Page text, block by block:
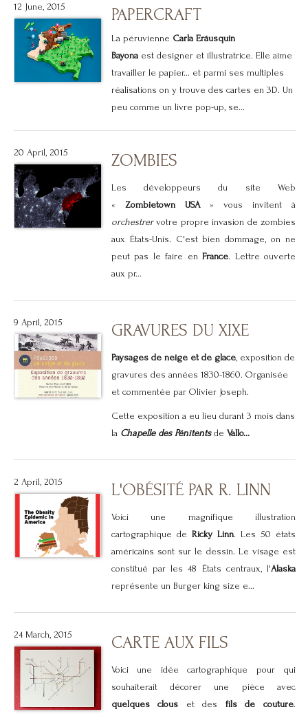
12 June, 2015 PAPERCRAFT
La péruvienne Carla Eráusquin
Bayonaest designer et illustratrice. Elle aime
travailler le papier... et parmi ses multiples
réalisations on y trouve des cartes en 3D. Un
peu comme un livre pop-up, se...
20 April, 2015 ZOMBIES
Les développeurs du site Web
« Zombietown USA» vous invitent à
orchestrervotre propre invasion de zombies
aux États-Unis. C'est bien dommage, on ne
peut pas le faire enFrance. Lettre ouverte
aux pr...
9 April, 2015 GRAVURES DU XIXE
Paysages de neige et de glace, exposition de
gravures des années 1830-1860. Organisée
et commentée par Olivier Joseph.
Cette exposition a eu lieu durant 3 mois dans
la Chapelle des Pénitentsde Vallo...
2 April, 2015 L'OBÉSITÉ PAR R. LINN
Voici une magnifique illustration
cartographique de Ricky Linn. Les 50 états
américains sont sur le dessin. Le visage est
constitué par les 48 États centraux, l'Alaska
représente un Burger king size e...
24 March, 2015 CARTE AUX FILS
Voici une idée cartographique pour qui
souhaiterait décorer une pièce avec
quelques clous et des fils de couture.